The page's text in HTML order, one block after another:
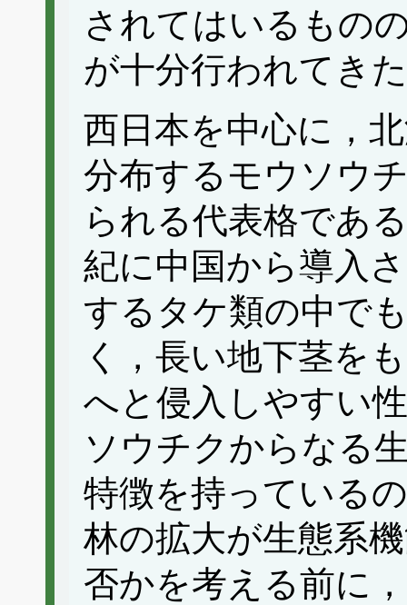
されてはいるもの
が十分行われてき
西日本を中心に，
分布するモウソウ
られる代表格であ
紀に中国から導入
するタケ類の中で
く，長い地下茎を
へと侵入しやすい
ソウチクからなる
特徴を持っている
林の拡大が生態系
否かを考える前に